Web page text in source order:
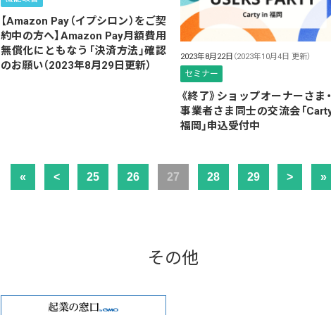
【Amazon Pay（イプシロン）をご契
約中の方へ】Amazon Pay月額費用
無償化にともなう「決済方法」確認
のお願い（2023年8月29日更新）
2023年8月22日 （2023年10月4日 更新）
セミナー
《終了》ショップオーナーさま
事業者さま同士の交流会「
福岡」申込受付中
« < 25 26 27 28 29 > »
その他